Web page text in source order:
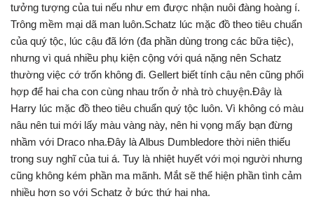
tưởng tượng của tui nếu như em được nhận nuôi đàng hoàng í.
Trông mềm mại dã man luôn.Schatz lúc mặc đồ theo tiêu chuẩn
của quý tộc, lúc cậu đã lớn (đa phần dùng trong các bữa tiệc),
nhưng vì quá nhiều phụ kiện cộng với quá nặng nên Schatz
thường việc cớ trốn không đi. Gellert biết tính cậu nên cũng phối
hợp để hai cha con cùng nhau trốn ở nhà trò chuyện.Đây là
Harry lúc mặc đồ theo tiêu chuẩn quý tộc luôn. Vì không có màu
nâu nên tui mới lấy màu vàng này, nên hi vọng mấy bạn đừng
nhầm với Draco nha.Đây là Albus Dumbledore thời niên thiếu
trong suy nghĩ của tui á. Tuy là nhiệt huyết với mọi người nhưng
cũng không kém phần ma mãnh. Mắt sẽ thể hiện phần tình cảm
nhiều hơn so với Schatz ở bức thứ hai nha.